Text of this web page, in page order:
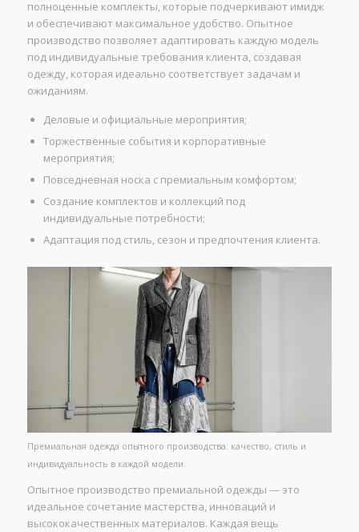
полноценные комплекты, которые подчеркивают имидж
и обеспечивают максимальное удобство. Опытное
производство позволяет адаптировать каждую модель
под индивидуальные требования клиента, создавая
одежду, которая идеально соответствует задачам и
ожиданиям.
Деловые и официальные мероприятия;
Торжественные события и корпоративные
мероприятия;
Повседневная носка с премиальным комфортом;
Создание комплектов и коллекций под
индивидуальные потребности;
Адаптация под стиль, сезон и предпочтения клиента.
Премиальная одежда опытного производства: качество, стиль и
индивидуальность в каждой модели.
Опытное производство премиальной одежды — это
идеальное сочетание мастерства, инноваций и
высококачественных материалов. Каждая вещь